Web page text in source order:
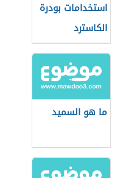
استخدامات بودرة
الكاسترد
ما هو السميد